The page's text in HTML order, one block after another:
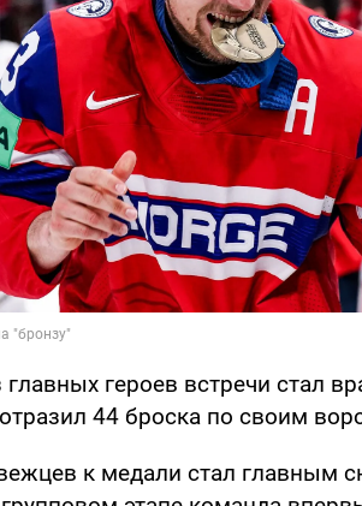
героев встречи стал
44 броска по своим
к медали стал главным